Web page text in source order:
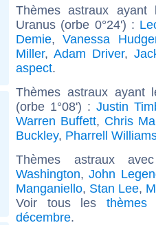
Thèmes astraux ayant
Uranus (orbe 0°24') :
Demie,Vanessa
Miller,Adam Driver,
aspect.
Thèmes astraux ayant
(orbe 1°08') : Justin
Warren Buffett, Chris
Buckley, Pharrell
Thèmes astraux
Washington,John
Manganiello, Stan Lee,
Voir tous les
décembre.